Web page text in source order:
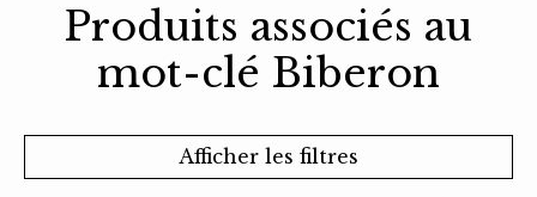
Produits associés au
mot-clé Biberon
Afficher les filtres